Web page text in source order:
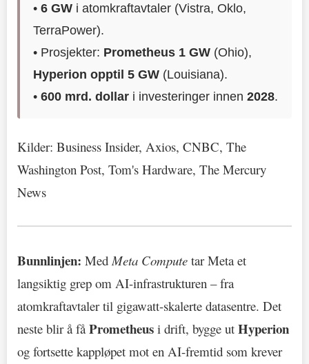
•6 GW i atomkraftavtaler (Vistra, Oklo,
TerraPower).
• Prosjekter: Prometheus 1 GW (Ohio),
Hyperion opptil 5 GW (Louisiana).
•600 mrd. dollar i investeringer innen2028.
Kilder: Business Insider, Axios, CNBC, The
Washington Post, Tom's Hardware, The Mercury
News
Bunnlinjen: Med Meta Compute tar Meta et
langsiktig grep om AI-infrastrukturen – fra
atomkraftavtaler til gigawatt-skalerte datasentre. Det
neste blir å fåPrometheus i drift, bygge ut Hyperion
og fortsette kappløpet mot en AI-fremtid som krever